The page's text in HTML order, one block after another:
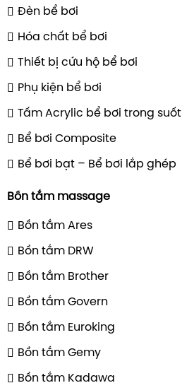
Đèn bể bơi
Hóa chất bể bơi
Thiết bị cứu hộ bể bơi
Phụ kiện bể bơi
Tấm Acrylic bể bơi trong suốt
Bể bơi Composite
Bể bơi bạt – Bể bơi lắp ghép
Bồn tắm massage
Bồn tắm Ares
Bồn tắm DRW
Bồn tắm Brother
Bồn tắm Govern
Bồn tắm Euroking
Bồn tắm Gemy
Bồn tắm Kadawa